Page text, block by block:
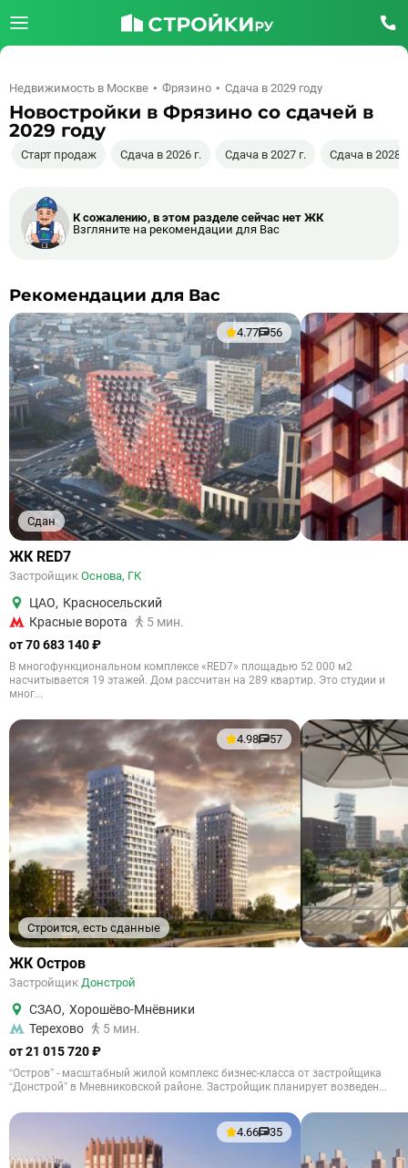
Недвижимость в Москве Фрязино Сдача в 2029 году
Новостройки в Фрязино со сдачей в
2029 году
Старт продаж Сдача в 2026 г. Сдача в 2027 г. Сдача в 2028
К сожалению, в этом разделе сейчас нет ЖК
Взгляните на рекомендации для Вас
Рекомендации для Вас
Сдан
4.77 56
ЖК RED7
Застройщик Основа, ГК
ЦАО, Красносельский
Красные ворота
5 мин.
от 70 683 140 ₽
В многофункциональном комплексе «RED7» площадью 52 000 м2
насчитывается 19 этажей. Дом рассчитан на 289 квартир. Это студии и
мног...
Строится, есть сданные
4.98 57
ЖК Остров
Застройщик Донстрой
СЗАО, Хорошёво-Мнёвники
Терехово
5 мин.
от 21 015 720 ₽
“Остров” - масштабный жилой комплекс бизнес-класса от застройщика
“Донстрой” в Мневниковской районе. Застройщик планирует возведен...
4.66 35